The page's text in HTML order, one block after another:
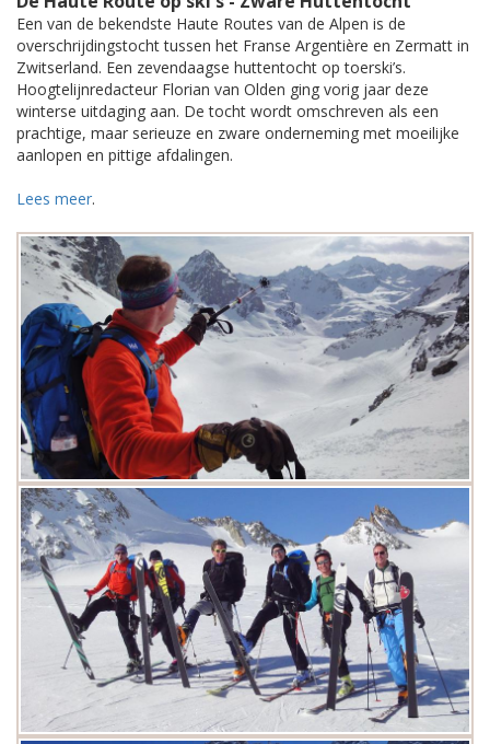
Een van de bekendste Haute Routes van de Alpen is de
overschrijdingstocht tussen het Franse Argentière en Zermatt in
Zwitserland. Een zevendaagse huttentocht op toerski’s.
Hoogtelijnredacteur Florian van Olden ging vorig jaar deze
winterse uitdaging aan. De tocht wordt omschreven als een
prachtige, maar serieuze en zware onderneming met moeilijke
aanlopen en pittige afdalingen.
Lees meer.